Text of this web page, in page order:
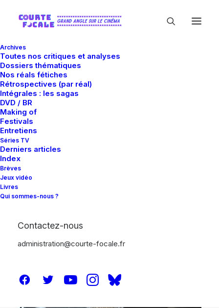
Archives
Toutes nos critiques et analyses
Dossiers thématiques
Nos réals fétiches
Rétrospectives (par réal)
Intégrales : les sagas
DVD / BR
Making of
Festivals
Entretiens
Séries TV
Derniers articles
Index
Brèves
Jeux vidéo
Livres
Qui sommes-nous ?
Contactez-nous
administration@courte-focale.fr